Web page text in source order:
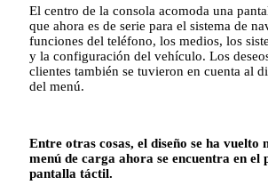
El centro de la consola acomoda una
que ahora es de serie para el sistema de
funciones del teléfono, los medios, los
y la configuración del vehículo. Los
clientes también se tuvieron en cuenta al
del menú.
Entre otras cosas, el diseño se ha vuelto
menú de carga ahora se encuentra en el
pantalla táctil.